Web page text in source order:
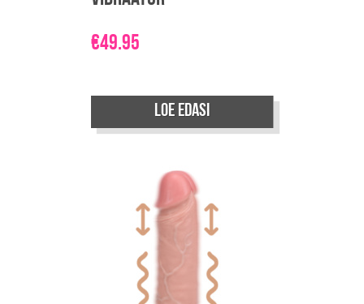
€49.95
Loe edasi